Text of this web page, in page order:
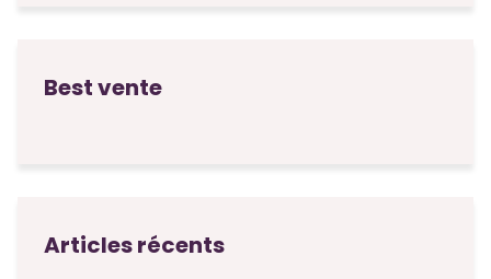
Best vente
Articles récents